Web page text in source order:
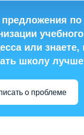
предложения по
учебного
или знаете,
школу
о проблеме